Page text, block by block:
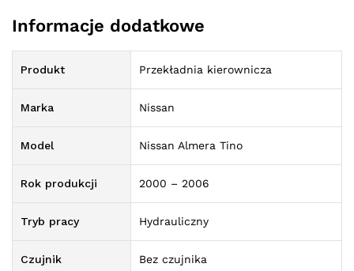
Informacje dodatkowe
Produkt Przekładnia kierownicza
Marka Nissan
Model Nissan Almera Tino
Rok produkcji 2000 – 2006
Tryb pracy Hydrauliczny
Czujnik Bez czujnika